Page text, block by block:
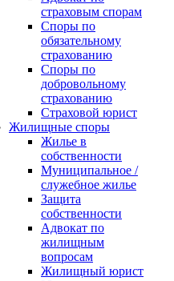
страховым спорам
Споры по
обязательному
страхованию
Споры по
добровольному
страхованию
Страховой юрист
Жилищные споры
Жилье в
собственности
Муниципальное /
служебное жилье
Защита
собственности
Адвокат по
жилищным
вопросам
Жилищный юрист